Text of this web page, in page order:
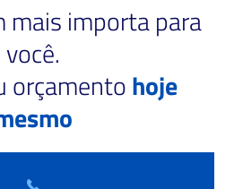
mais importa para
você.
orçamentohoje